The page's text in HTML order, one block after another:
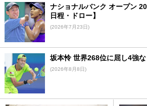
ナショナルバンク オープン
日程・ドロー】
(2026年7月23日)
坂本怜 世界268位に屈し4強
(2026年8月8日)